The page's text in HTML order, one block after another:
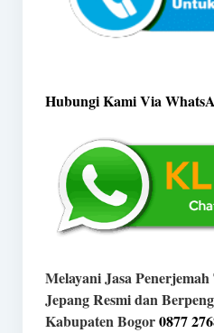
Hubungi Kami Via
Melayani Jasa
Jepang Resmi dan
Kabupaten Bogor0877